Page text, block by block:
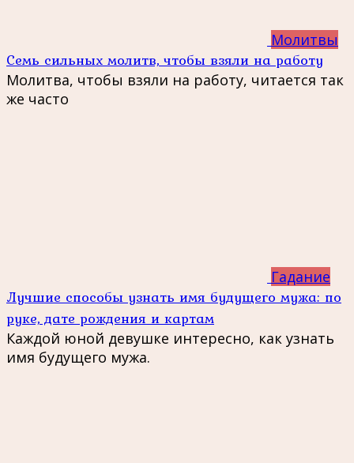
Молитвы
Семь сильных молитв, чтобы взяли на работу
Молитва, чтобы взяли на работу, читается так
же часто
Гадание
Лучшие способы узнать имя будущего мужа: по
руке, дате рождения и картам
Каждой юной девушке интересно, как узнать
имя будущего мужа.